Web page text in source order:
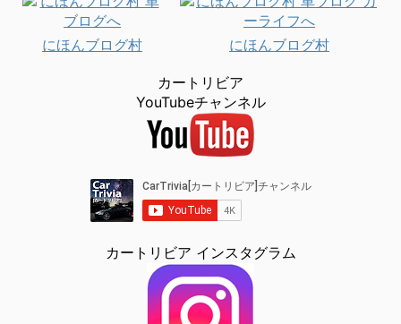
にほんブログ村 にほんブログ村
カートリビア
YouTubeチャンネル
カートリビア インスタグラム